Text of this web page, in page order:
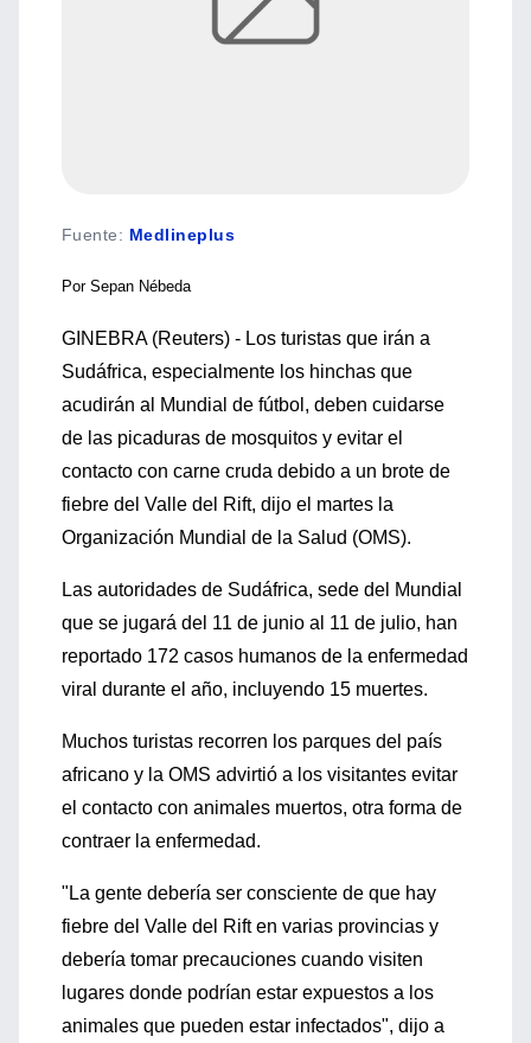
Fuente: Medlineplus
Por Sepan Nébeda
GINEBRA (Reuters) - Los turistas que irán a
Sudáfrica, especialmente los hinchas que
acudirán al Mundial de fútbol, deben cuidarse
de las picaduras de mosquitos y evitar el
contacto con carne cruda debido a un brote de
fiebre del Valle del Rift, dijo el martes la
Organización Mundial de la Salud (OMS).
Las autoridades de Sudáfrica, sede del Mundial
que se jugará del 11 de junio al 11 de julio, han
reportado 172 casos humanos de la enfermedad
viral durante el año, incluyendo 15 muertes.
Muchos turistas recorren los parques del país
africano y la OMS advirtió a los visitantes evitar
el contacto con animales muertos, otra forma de
contraer la enfermedad.
"La gente debería ser consciente de que hay
fiebre del Valle del Rift en varias provincias y
debería tomar precauciones cuando visiten
lugares donde podrían estar expuestos a los
animales que pueden estar infectados", dijo a